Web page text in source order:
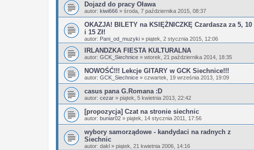
Dojazd do pracy Oława
autor: kiwi666 » środa, 7 października 2015, 08:37
OKAZJA! BILETY na KSIĘŻNICZKĘ Czardasza za 5, 10
i 15 Zł!
autor: Pani_od_muzyki » piątek, 2 stycznia 2015, 12:06
IRLANDZKA FIESTA KULTURALNA
autor: GCK_Siechnice » wtorek, 21 października 2014, 18:35
NOWOŚĆ!!! Lekcje GITARY w GCK Siechnice!!!
autor: GCK_Siechnice » czwartek, 19 września 2013, 19:09
casus pana G.Romana :D
autor: cezar » piątek, 5 kwietnia 2013, 22:42
[propozycja] Czat na stronie siechnic
autor: buniar02 » piątek, 14 stycznia 2011, 17:56
wybory samorządowe - kandydaci na radnych z
Siechnic
autor: dakl » piątek, 21 kwietnia 2006, 14:16